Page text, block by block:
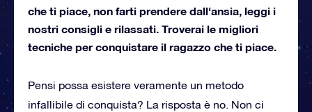
che ti piace, non farti prendere dall'ansia, leggi i
nostri consigli e rilassati. Troverai le migliori
tecniche per conquistare il ragazzo che ti piace.
Pensi possa esistere veramente un metodo
infallibile di conquista? La risposta è no. Non ci